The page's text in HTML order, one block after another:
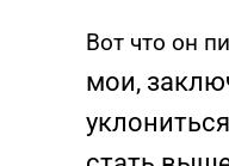
Вот что он
мои,